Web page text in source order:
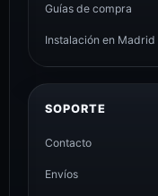
Guías de compra
Instalación en Madrid
SOPORTE
Contacto
Envíos